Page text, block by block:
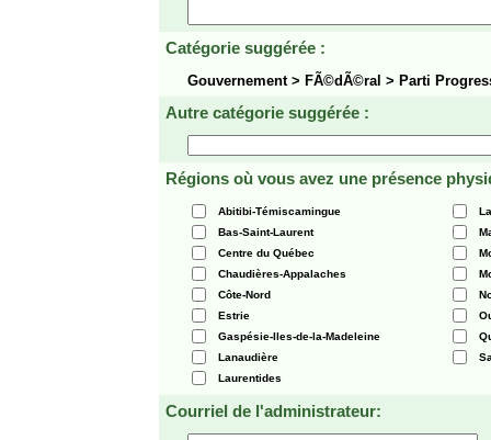
Catégorie suggérée :
Gouvernement > FÃ©dÃ©ral > Parti
Autre catégorie suggérée :
Régions où vous avez une présence
Abitibi-Témiscamingue
Bas-Saint-Laurent
Centre du Québec
Chaudières-Appalaches
Côte-Nord
Estrie
Gaspésie-Iles-de-la-Madeleine
Lanaudière
Laurentides
Courriel de l'administrateur: